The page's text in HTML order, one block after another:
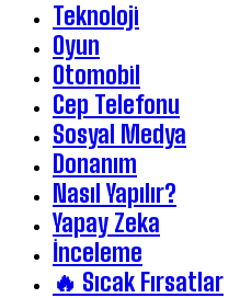
Teknoloji
Oyun
Otomobil
Cep Telefonu
Sosyal Medya
Donanım
Nasıl Yapılır?
Yapay Zeka
İnceleme
🔥 Sıcak Fırsatlar